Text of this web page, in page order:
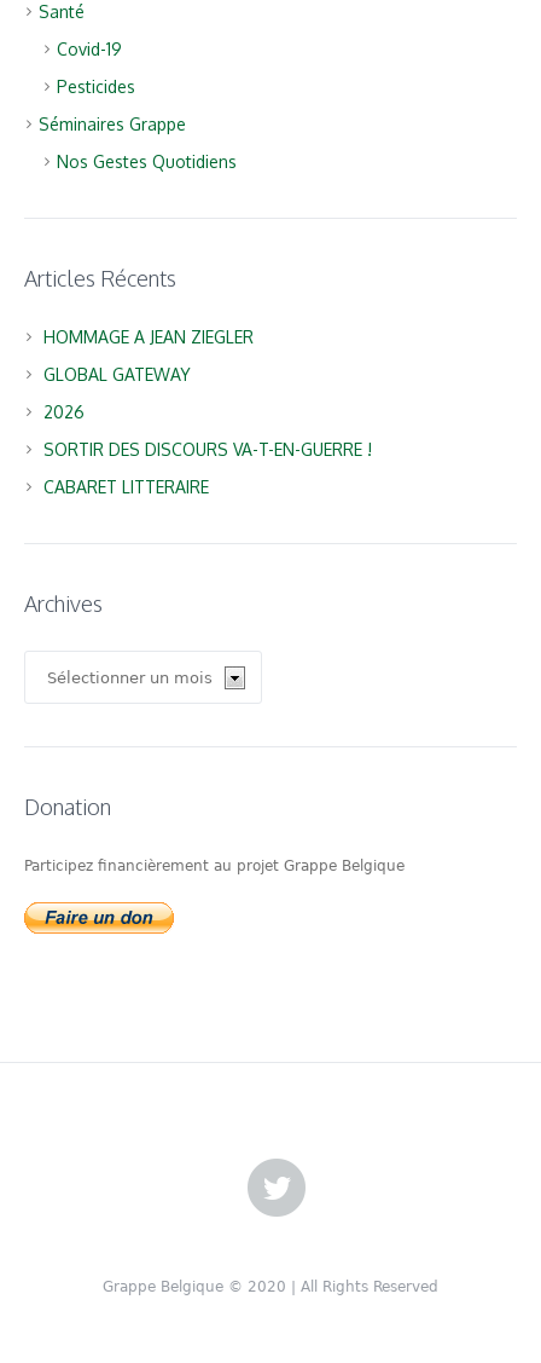
Santé
Covid-19
Pesticides
Séminaires Grappe
Nos Gestes Quotidiens
Articles Récents
HOMMAGE A JEAN ZIEGLER
GLOBAL GATEWAY
2026
SORTIR DES DISCOURS VA-T-EN-GUERRE !
CABARET LITTERAIRE
Archives
Donation
Participez financièrement au projet Grappe Belgique
Grappe Belgique © 2020 | All Rights Reserved